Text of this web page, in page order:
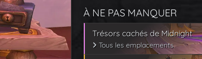
À NE PAS MANQUER
Trésors cachés de Midnight
Tous les emplacements